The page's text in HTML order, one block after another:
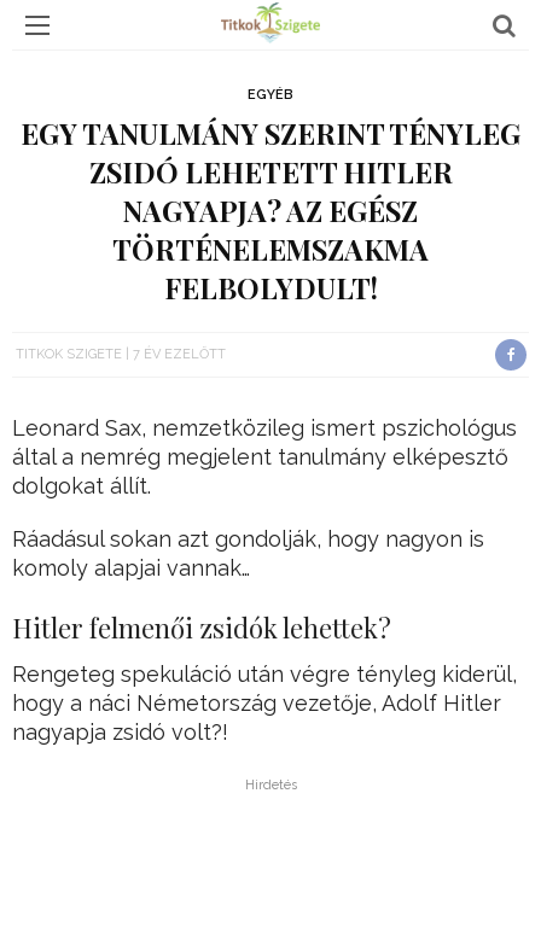
EGYÉB
EGY TANULMÁNY SZERINT TÉNYLEG
ZSIDÓ LEHETETT HITLER
NAGYAPJA? AZ EGÉSZ
TÖRTÉNELEMSZAKMA
FELBOLYDULT!
TITKOK SZIGETE 7 ÉV EZELŐTT
Leonard Sax, nemzetközileg ismert pszichológus
által a nemrég megjelent tanulmány elképesztő
dolgokat állít.
Ráadásul sokan azt gondolják, hogy nagyon is
komoly alapjai vannak…
Hitler felmenői zsidók lehettek?
Rengeteg spekuláció után végre tényleg kiderül,
hogy a náci Németország vezetője, Adolf Hitler
nagyapja zsidó volt?!
Hirdetés